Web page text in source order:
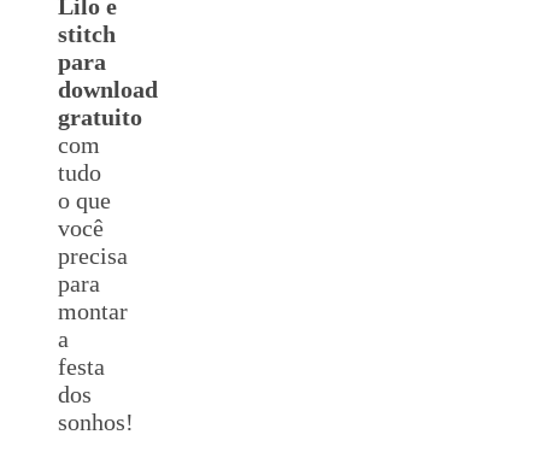
Lilo e
stitch
para
download
gratuito
com
tudo
o que
você
precisa
para
montar
a
festa
dos
sonhos!